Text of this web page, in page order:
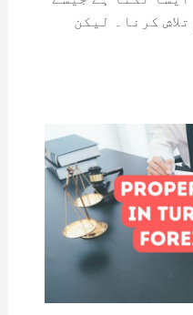
کرنا۔ لیکن